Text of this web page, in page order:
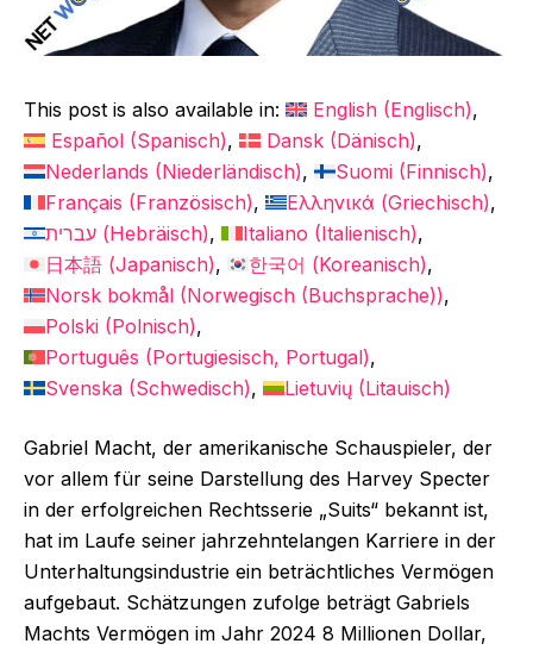
This post is also available in: English(Englisch)
Español(Spanisch) Dansk(Dänisch)
Nederlands (Niederländisch) Suomi (Finnisch)
Français (Französisch) Ελληνικά (Griechisch)
עברית (Hebräisch) Italiano (Italienisch)
日本語 (Japanisch) 한국어 (Koreanisch)
Norsk bokmål (Norwegisch (Buchsprache))
Polski (Polnisch)
Português (Portugiesisch, Portugal)
Svenska (Schwedisch) Lietuvių (Litauisch)
Gabriel Macht, der amerikanische Schauspieler, der
vor allem für seine Darstellung des Harvey Specter
in der erfolgreichen Rechtsserie „Suits“ bekannt ist,
hat im Laufe seiner jahrzehntelangen Karriere in der
Unterhaltungsindustrie ein beträchtliches Vermögen
aufgebaut. Schätzungen zufolge beträgt Gabriels
Machts Vermögen im Jahr 2024 8 Millionen Dollar,